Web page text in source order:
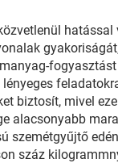
biztosít, mivel
alacsonyabb
szemétgyűjtő
száz